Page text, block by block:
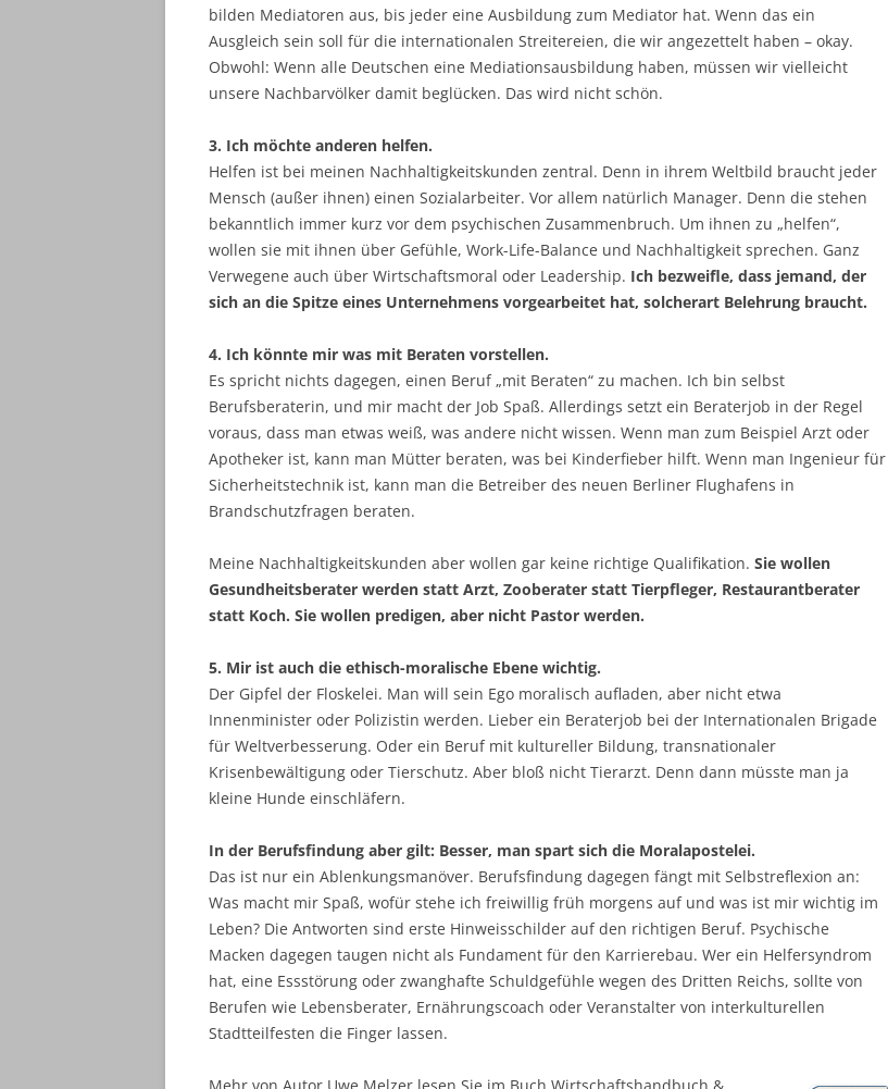
bilden Mediatoren aus, bis jeder eine Ausbildung zum Mediator hat. Wenn das ein
Ausgleich sein soll für die internationalen Streitereien, die wir angezettelt haben – okay.
Obwohl: Wenn alle Deutschen eine Mediationsausbildung haben, müssen wir vielleicht
unsere Nachbarvölker damit beglücken. Das wird nicht schön.
3. Ich möchte anderen helfen.
Helfen ist bei meinen Nachhaltigkeitskunden zentral. Denn in ihrem Weltbild braucht jeder
Mensch (außer ihnen) einen Sozialarbeiter. Vor allem natürlich Manager. Denn die stehen
bekanntlich immer kurz vor dem psychischen Zusammenbruch. Um ihnen zu „helfen“,
wollen sie mit ihnen über Gefühle, Work-Life-Balance und Nachhaltigkeit sprechen. Ganz
Verwegene auch über Wirtschaftsmoral oder Leadership. Ich bezweifle, dass jemand, der
sich an die Spitze eines Unternehmens vorgearbeitet hat, solcherart Belehrung braucht.
4. Ich könnte mir was mit Beraten vorstellen.
Es spricht nichts dagegen, einen Beruf „mit Beraten“ zu machen. Ich bin selbst
Berufsberaterin, und mir macht der Job Spaß. Allerdings setzt ein Beraterjob in der Regel
voraus, dass man etwas weiß, was andere nicht wissen. Wenn man zum Beispiel Arzt oder
Apotheker ist, kann man Mütter beraten, was bei Kinderfieber hilft. Wenn man Ingenieur für
Sicherheitstechnik ist, kann man die Betreiber des neuen Berliner Flughafens in
Brandschutzfragen beraten.
Meine Nachhaltigkeitskunden aber wollen gar keine richtige Qualifikation. Sie wollen
Gesundheitsberater werden statt Arzt, Zooberater statt Tierpfleger, Restaurantberater
statt Koch. Sie wollen predigen, aber nicht Pastor werden.
5. Mir ist auch die ethisch-moralische Ebene wichtig.
Der Gipfel der Floskelei. Man will sein Ego moralisch aufladen, aber nicht etwa
Innenminister oder Polizistin werden. Lieber ein Beraterjob bei der Internationalen Brigade
für Weltverbesserung. Oder ein Beruf mit kultureller Bildung, transnationaler
Krisenbewältigung oder Tierschutz. Aber bloß nicht Tierarzt. Denn dann müsste man ja
kleine Hunde einschläfern.
In der Berufsfindung aber gilt: Besser, man spart sich die Moralapostelei.
Das ist nur ein Ablenkungsmanöver. Berufsfindung dagegen fängt mit Selbstreflexion an:
Was macht mir Spaß, wofür stehe ich freiwillig früh morgens auf und was ist mir wichtig im
Leben? Die Antworten sind erste Hinweisschilder auf den richtigen Beruf. Psychische
Macken dagegen taugen nicht als Fundament für den Karrierebau. Wer ein Helfersyndrom
hat, eine Essstörung oder zwanghafte Schuldgefühle wegen des Dritten Reichs, sollte von
Berufen wie Lebensberater, Ernährungscoach oder Veranstalter von interkulturellen
Stadtteilfesten die Finger lassen.